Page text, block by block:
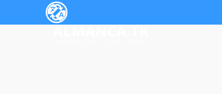
ALMANCA.TK